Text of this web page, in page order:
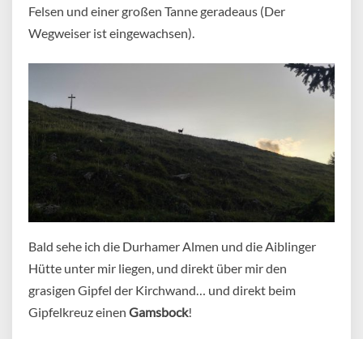
Felsen und einer großen Tanne geradeaus (Der
Wegweiser ist eingewachsen).
Bald sehe ich die Durhamer Almen und die Aiblinger
Hütte unter mir liegen, und direkt über mir den
grasigen Gipfel der Kirchwand… und direkt beim
Gipfelkreuz einen Gamsbock!